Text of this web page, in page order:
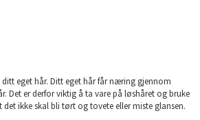
ditt eget hår. Ditt eget hår får næring gjennom
Det er derfor viktig å ta vare på løshåret og bruke
ikke skal bli tørt og tovete eller miste glansen.